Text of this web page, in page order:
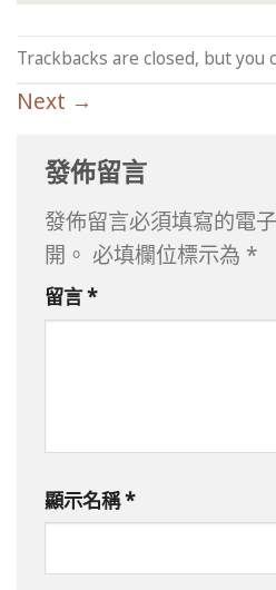
Trackbacks are closed, but you
Next →
發佈留言
發佈留言必須填寫的電
開。 必填欄位標示為 *
留言*
顯示名稱*